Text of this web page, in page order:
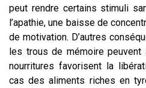
peut rendre certains stimuli
l’apathie, une baisse de
de motivation. D’autres
les trous de mémoire peuvent
nourritures favorisent la
cas des aliments riches en